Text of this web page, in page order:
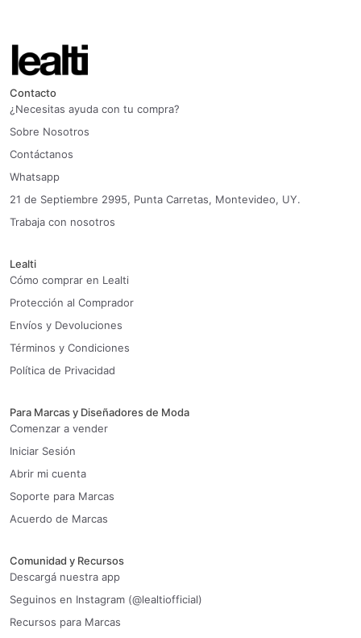
Contacto
¿Necesitas ayuda con tu compra?
Sobre Nosotros
Contáctanos
Whatsapp
21 de Septiembre 2995, Punta Carretas, Montevideo, UY.
Trabaja con nosotros
Lealti
Cómo comprar en Lealti
Protección al Comprador
Envíos y Devoluciones
Términos y Condiciones
Política de Privacidad
Para Marcas y Diseñadores de Moda
Comenzar a vender
Iniciar Sesión
Abrir mi cuenta
Soporte para Marcas
Acuerdo de Marcas
Comunidad y Recursos
Descargá nuestra app
Seguinos en Instagram (@lealtiofficial)
Recursos para Marcas